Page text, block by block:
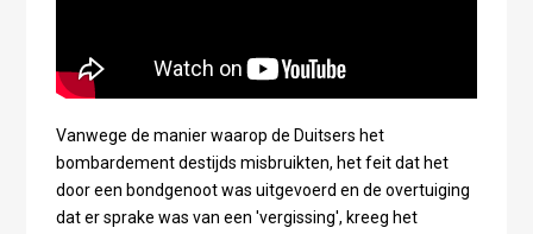
Vanwege de manier waarop de Duitsers het
bombardement destijds misbruikten, het feit dat het
door een bondgenoot was uitgevoerd en de overtuiging
dat er sprake was van een 'vergissing', kreeg het